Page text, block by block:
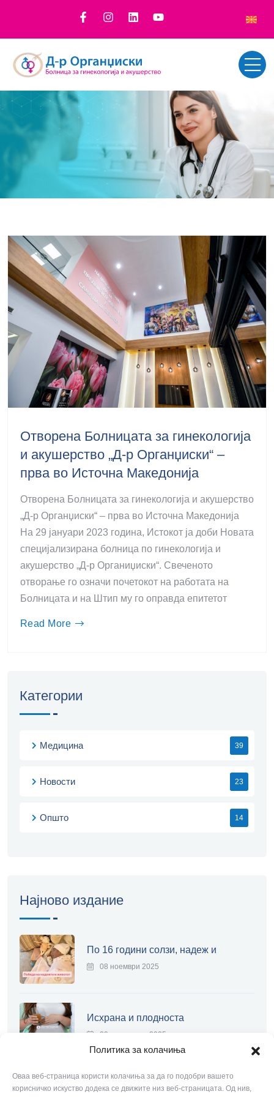
Политика за колачиња
Оваа веб-страница користи колачиња за да го подобри вашето
корисничко искуство додека се движите низ веб-страницата. Од нив,
Отворена Болницата за гинекологија
и акушерство „Д-р Органџиски“ –
прва во Источна Македонија
Отворена Болницата за гинекологија и акушерство
„Д-р Органџиски“ – прва во Источна Македонија
На 29 јануари 2023 година, Истокот ја доби Новата
специјализирана болница по гинекологија и
акушерство „Д-р Органиџиски“. Свеченото
отворање го означи почетокот на работата на
Болницата и на Штип му го оправда епитетот
Read More
Категории
Медицина 39
Новости 23
Општо 14
Најново издание
По 16 години солзи, надеж и
08 ноември 2025
Исхрана и плодноста
20 септември 2025
Современа лапароскопија